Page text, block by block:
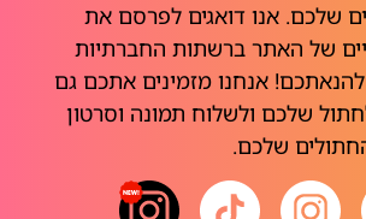
שלכם. אנו דואגים לפרסם את
של האתר ברשתות החברתיות
אנחנו מזמינים אתכם גם
שלכם ולשלוח תמונה וסרטון
שלכם.